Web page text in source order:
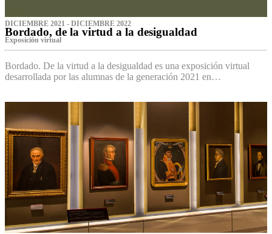
DICIEMBRE 2021 - DICIEMBRE 2022
Bordado, de la virtud a la desigualdad
Exposición virtual‌
Bordado. De la virtud a la desigualdad es una exposición virtual
desarrollada por las alumnas de la generación 2021 en…